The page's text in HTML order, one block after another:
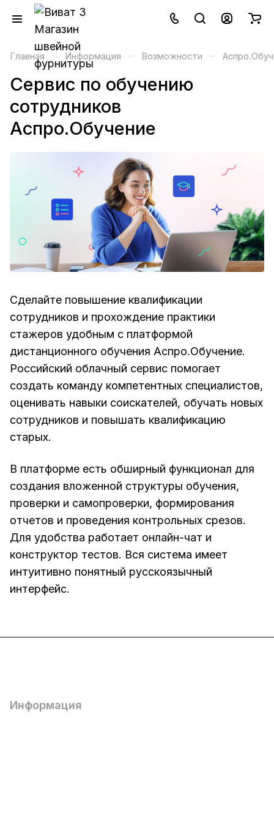
Главная – Информация – Возможности –
Сервис по обучению
сотрудников
Аспро.Обучение
Сделайте повышение квалификации
сотрудников и прохождение практики
стажеров удобным с платформой
дистанционного обучения Аспро.Обучение.
Российский облачный сервис помогает
создать команду компетентных специалистов,
оценивать навыки соискателей, обучать новых
сотрудников и повышать квалификацию
старых.
В платформе есть обширный функционал для
создания вложенной структуры обучения,
проверки и самопроверки, формирования
отчетов и проведения контрольных срезов.
Для удобства работает онлайн-чат и
конструктор тестов. Вся система имеет
интуитивно понятный русскоязычный
интерфейс.
Информация